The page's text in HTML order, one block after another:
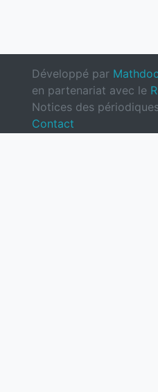
Développé par Mathdoc
en partenariat avec le
Notices des
Contact